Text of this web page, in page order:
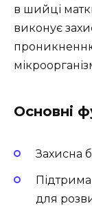
в шийці
виконує
Основні
Захисна
для